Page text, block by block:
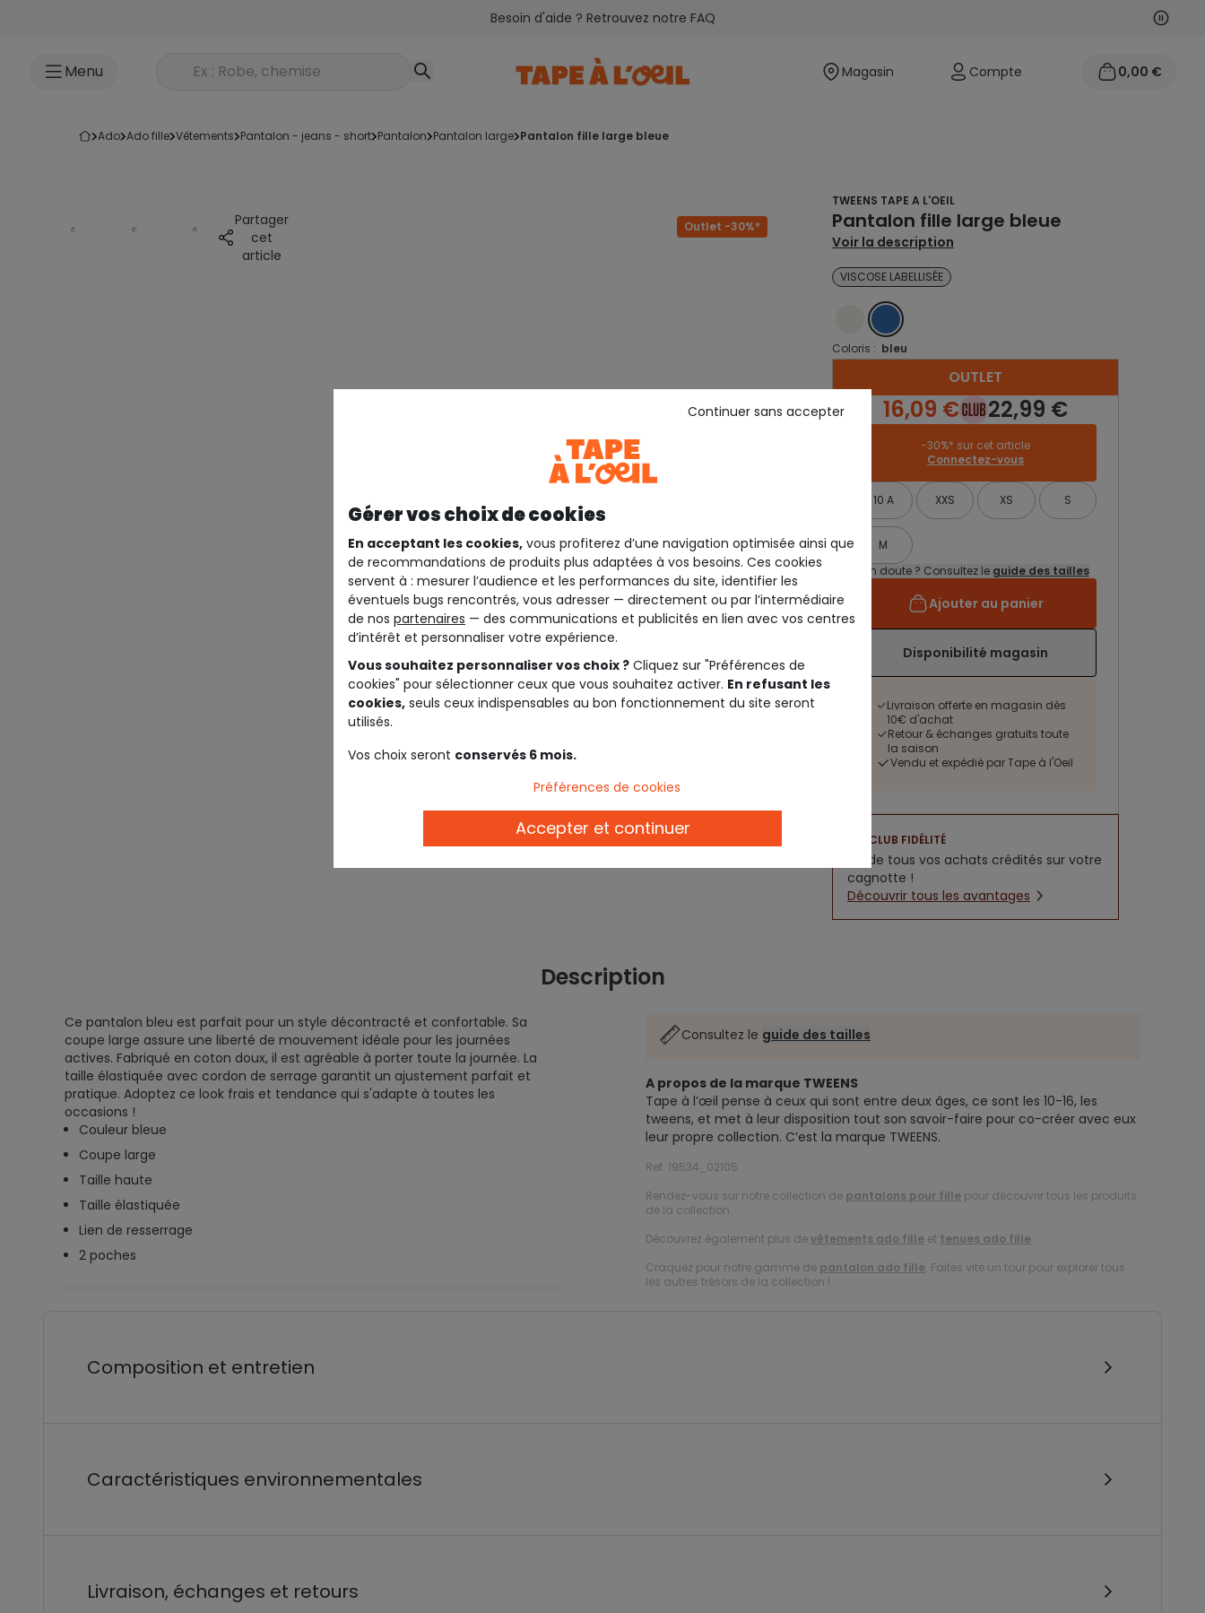
Besoin d'aide ? Retrouvez notre FAQ
Menu Rechercher un produit Magasin Compte 0,00 €
ado ado fille vêtements pantalon - jeans - short pantalon pantalon large pantalon fille large bleue
Partager
cet
article
Outlet -30%*
TWEENS TAPE A L'OEIL
Pantalon fille large bleue
Voir la description
VISCOSE LABELLISÉE
ECRUBLEU
Coloris : bleu
OUTLET
16,09 € 22,99 €
-30%* sur cet article
Connectez-vous
10 A XXS XS S
M
Un doute ? Consultez le guide des tailles
Ajouter au panier
Disponibilité magasin
Livraison offerte en magasin dès
10€ d'achat
Retour & échanges gratuits toute
la saison
Vendu et expédié par Tape à l'Oeil
CLUB FIDÉLITÉ
5% de tous vos achats crédités sur votre
cagnotte !
Découvrir tous les avantages
Description
Ce pantalon bleu est parfait pour un style décontracté et confortable. Sa
coupe large assure une liberté de mouvement idéale pour les journées
actives. Fabriqué en coton doux, il est agréable à porter toute la journée. La
taille élastiquée avec cordon de serrage garantit un ajustement parfait et
pratique. Adoptez ce look frais et tendance qui s'adapte à toutes les
occasions !
Couleur bleue
Coupe large
Taille haute
Taille élastiquée
Lien de resserrage
2 poches
Consultez le guide des tailles
A propos de la marque TWEENS
Tape à l’œil pense à ceux qui sont entre deux âges, ce sont les 10-16, les
tweens, et met à leur disposition tout son savoir-faire pour co-créer avec eux
leur propre collection. C’est la marque TWEENS.
Ref. 19534_02105
Rendez-vous sur notre collection de pantalons pour fille pour découvrir tous les produits
de la collection.
Découvrez également plus devêtements ado fille et tenues ado fille.
Craquez pour notre gamme de pantalon ado fille. Faites vite un tour pour explorer tous
les autres trésors de la collection !
Composition et entretien
Caractéristiques environnementales
Livraison, échanges et retours
Gérer vos choix de cookies
En acceptant les cookies, vous profiterez d’une navigation optimisée ainsi que
de recommandations de produits plus adaptées à vos besoins. Ces cookies
servent à : mesurer l’audience et les performances du site, identifier les
éventuels bugs rencontrés, vous adresser — directement ou par l’intermédiaire
de nos partenaires — des communications et publicités en lien avec vos centres
d’intérêt et personnaliser votre expérience.
Vous souhaitez personnaliser vos choix ? Cliquez sur "Préférences de
cookies" pour sélectionner ceux que vous souhaitez activer. En refusant les
cookies, seuls ceux indispensables au bon fonctionnement du site seront
utilisés.
Vos choix seront conservés 6 mois.
Continuer sans accepter
Préférences de cookies
Accepter et continuer